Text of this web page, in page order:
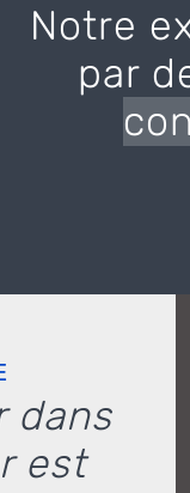
Notre
par
dans
est